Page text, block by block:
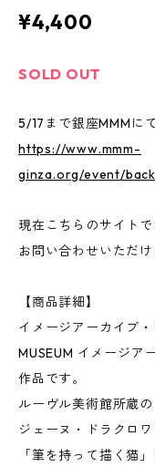
¥4,400
SOLD OUT
5/17まで銀座MMMに
https://www.mmm-
ginza.org/event/
現在こちらのサイト
お問い合わせいただ
【商品詳細】
イメージアーカイブ
MUSEUM イメージア
作品です。
ルーヴル美術館所蔵
ジェーヌ・ドラクロ
「筆を持って描く猫